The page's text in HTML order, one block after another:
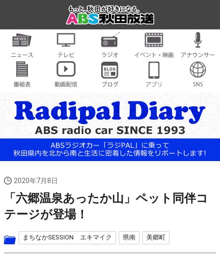
2020年7月8日
「六郷温泉あったか山」ペット同伴コ
テージが登場！
まちなかSESSION エキマイク 県南 美郷町